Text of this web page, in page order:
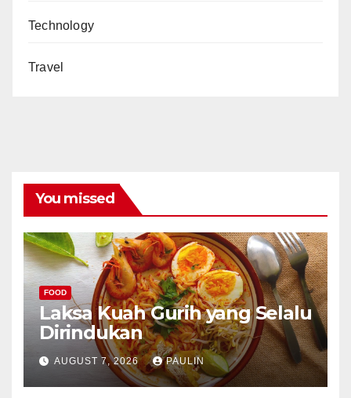
Technology
Travel
You missed
FOOD
Laksa Kuah Gurih yang Selalu
Dirindukan
AUGUST 7, 2026 PAULIN